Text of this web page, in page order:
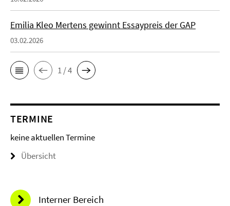
Emilia Kleo Mertens gewinnt Essaypreis der GAP
03.02.2026
1 / 4
TERMINE
keine aktuellen Termine
Übersicht
Interner Bereich